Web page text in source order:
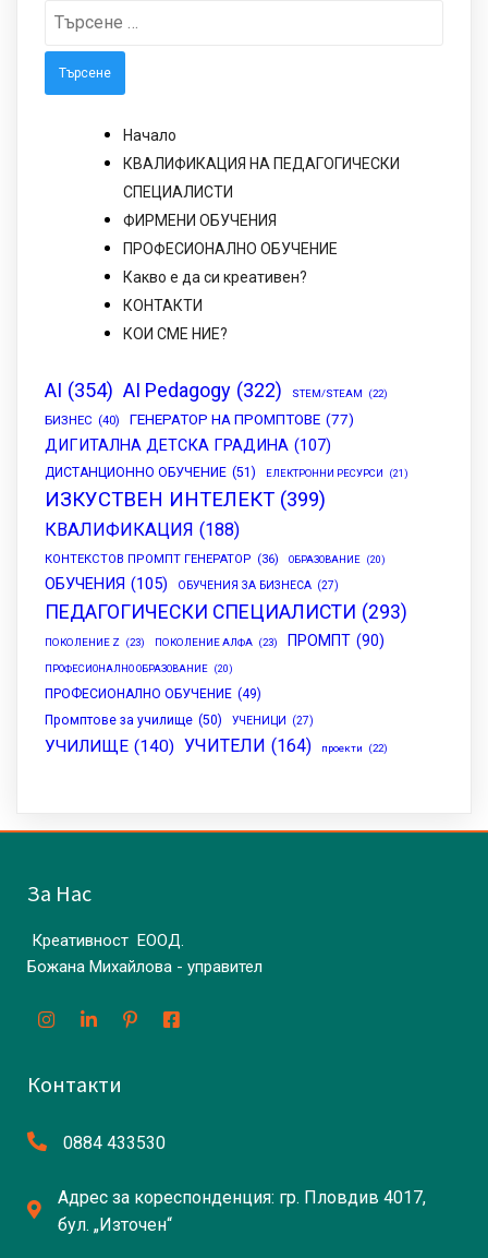
Търсене
Начало
КВАЛИФИКАЦИЯ НА ПЕДАГОГИЧЕСКИ
СПЕЦИАЛИСТИ
ФИРМЕНИ ОБУЧЕНИЯ
ПРОФЕСИОНАЛНО ОБУЧЕНИЕ
Какво е да си креативен?
КОНТАКТИ
КОИ СМЕ НИЕ?
AI (354) AI Pedagogy (322) STEM/STEAM (22)
БИЗНЕС (40) ГЕНЕРАТОР НА ПРОМПТОВЕ (77)
ДИГИТАЛНА ДЕТСКА ГРАДИНА (107)
ДИСТАНЦИОННО ОБУЧЕНИЕ (51) ЕЛЕКТРОННИ РЕСУРСИ (21)
ИЗКУСТВЕН ИНТЕЛЕКТ (399)
КВАЛИФИКАЦИЯ (188)
КОНТЕКСТОВ ПРОМПТ ГЕНЕРАТОР (36) ОБРАЗОВАНИЕ (20)
ОБУЧЕНИЯ (105) ОБУЧЕНИЯ ЗА БИЗНЕСА (27)
ПЕДАГОГИЧЕСКИ СПЕЦИАЛИСТИ (293)
ПОКОЛЕНИЕ Z (23) ПОКОЛЕНИЕ АЛФА (23) ПРОМПТ (90)
ПРОФЕСИОНАЛНО ОБРАЗОВАНИЕ (20)
ПРОФЕСИОНАЛНО ОБУЧЕНИЕ (49)
Промптове за училище (50) УЧЕНИЦИ (27)
УЧИЛИЩЕ (140) УЧИТЕЛИ (164) проекти (22)
За Нас
Креативност ЕООД.
Божана Михайлова - управител
Контакти
0884 433530
Адрес за кореспонденция: гр. Пловдив 4017,
бул. „Източен“